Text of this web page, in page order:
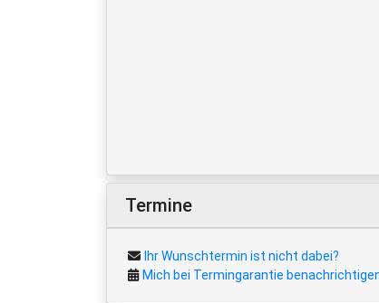
Termine
Ihr Wunschtermin ist nicht dabei?
Mich bei Termingarantie